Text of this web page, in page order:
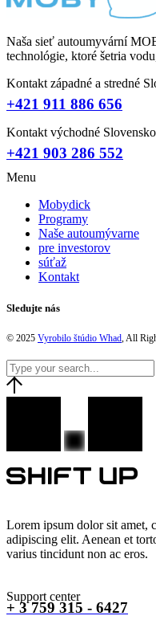
Naša sieť autoumyvární
technológie, ktoré šetria
Kontakt západné a stredné
+421 911 886 656
Kontakt východné Slovensko
+421 903 286 552
Menu
Mobydick
Programy
Naše autoumývarne
pre investorov
súťaž
Kontakt
Sledujte nás
© 2025 Vyrobilo štúdio Whad, All
Lorem ipsum dolor sit amet,
adipiscing elit. Aenean et
varius tincidunt non ac eros.
Support center
+ 3 759 315 - 6427